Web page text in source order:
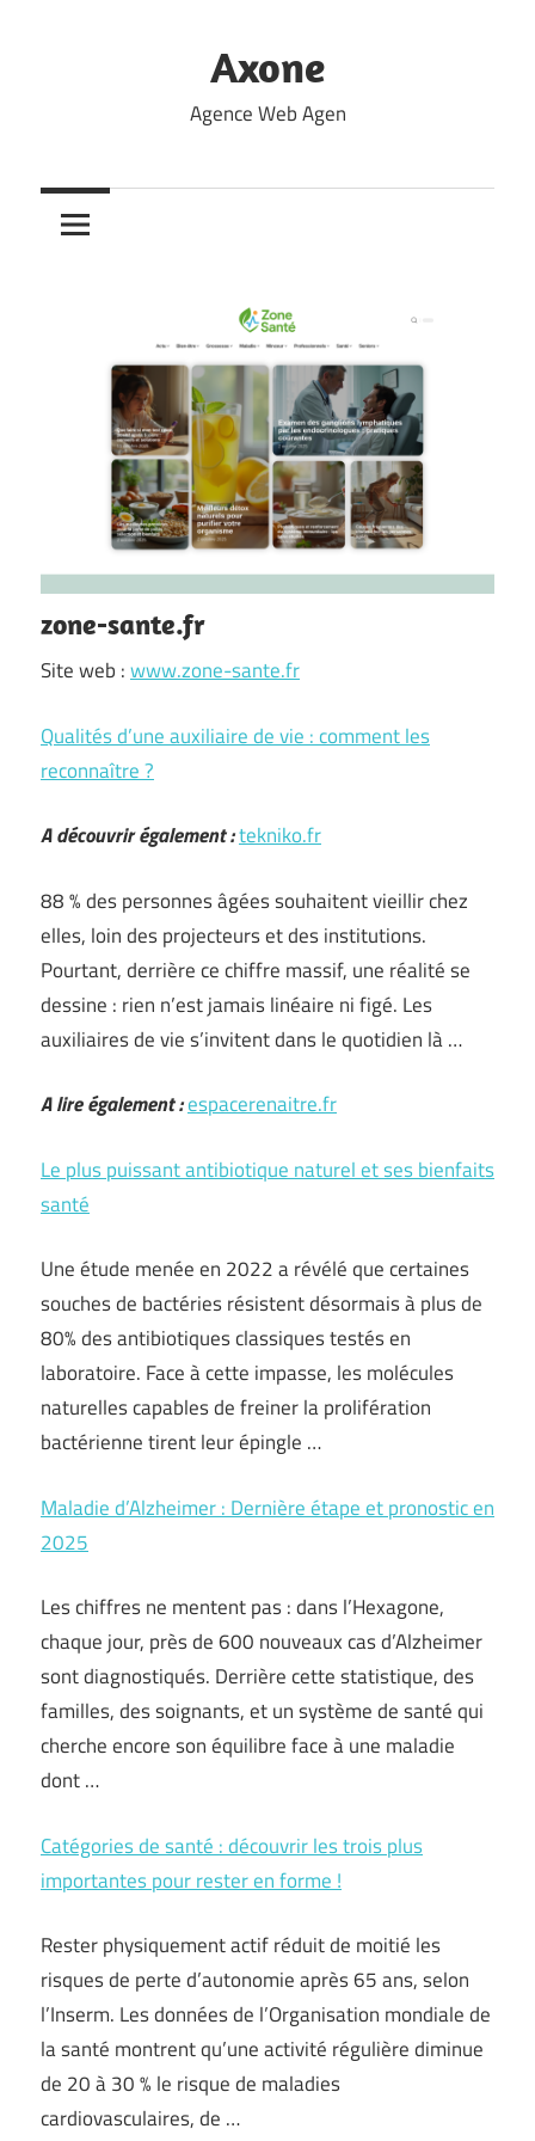
Axone
Agence Web Agen
zone-sante.fr
Site web :www.zone-sante.fr
Qualités d’une auxiliaire de vie : comment les
reconnaître ?
A découvrir également :tekniko.fr
88 % des personnes âgées souhaitent vieillir chez
elles, loin des projecteurs et des institutions.
Pourtant, derrière ce chiffre massif, une réalité se
dessine : rien n’est jamais linéaire ni figé. Les
auxiliaires de vie s’invitent dans le quotidien là …
A lire également :espacerenaitre.fr
Le plus puissant antibiotique naturel et ses bienfaits
santé
Une étude menée en 2022 a révélé que certaines
souches de bactéries résistent désormais à plus de
80% des antibiotiques classiques testés en
laboratoire. Face à cette impasse, les molécules
naturelles capables de freiner la prolifération
bactérienne tirent leur épingle …
Maladie d’Alzheimer : Dernière étape et pronostic en
2025
Les chiffres ne mentent pas : dans l’Hexagone,
chaque jour, près de 600 nouveaux cas d’Alzheimer
sont diagnostiqués. Derrière cette statistique, des
familles, des soignants, et un système de santé qui
cherche encore son équilibre face à une maladie
dont …
Catégories de santé : découvrir les trois plus
importantes pour rester en forme !
Rester physiquement actif réduit de moitié les
risques de perte d’autonomie après 65 ans, selon
l’Inserm. Les données de l’Organisation mondiale de
la santé montrent qu’une activité régulière diminue
de 20 à 30 % le risque de maladies
cardiovasculaires, de …